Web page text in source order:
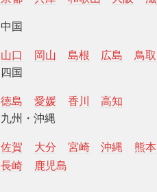
中国
山口 岡山 島根 広島
鳥取
四国
徳島 愛媛 香川
高知
九州・沖縄
佐賀 大分 宮崎 沖縄 熊本
長崎
鹿児島